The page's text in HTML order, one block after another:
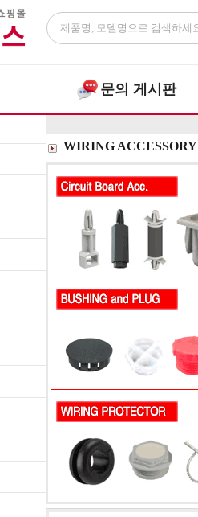
문의 게시판
WIRING ACCESSORY